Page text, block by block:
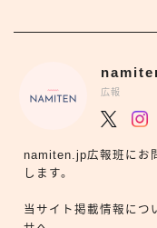
広報
namiten.jp広報班にお
します。
当サイト掲載情報に